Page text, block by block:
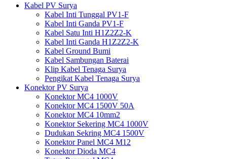
Kabel PV Surya
Kabel Inti Tunggal PV1-F
Kabel Inti Ganda PV1-F
Kabel Satu Inti H1Z2Z2-K
Kabel Inti Ganda H1Z2Z2-K
Kabel Ground Bumi
Kabel Sambungan Baterai
Klip Kabel Tenaga Surya
Pengikat Kabel Tenaga Surya
Konektor PV Surya
Konektor MC4 1000V
Konektor MC4 1500V 50A
Konektor MC4 10mm2
Konektor Sekering MC4 1000V
Dudukan Sekring MC4 1500V
Konektor Panel MC4 M12
Konektor Dioda MC4